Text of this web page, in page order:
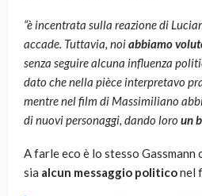
“è incentrata sulla reazione di
accade. Tuttavia, noiabbiamo
senza seguire alcuna influenza
dato che nella pièce interpretavo
mentre nel film di Massimiliano
di nuovi personaggi, dando loro un
A farle eco è lo stesso Gassmann
sia alcun messaggio politiconel